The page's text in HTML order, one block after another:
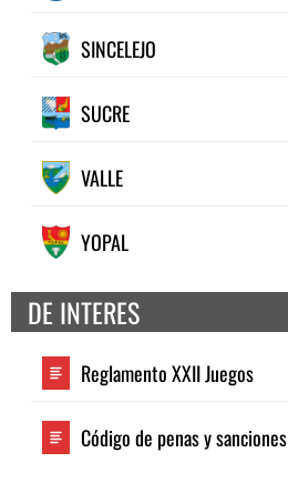
SINCELEJO
SUCRE
VALLE
YOPAL
DE INTERES
Reglamento XXII Juegos
Código de penas y sanciones